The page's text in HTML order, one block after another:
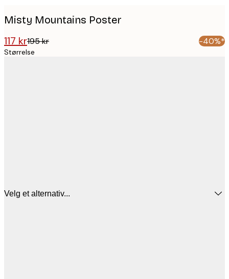
Misty Mountains Poster
117 kr195 kr -40%*
Størrelse
Velg et alternativ...